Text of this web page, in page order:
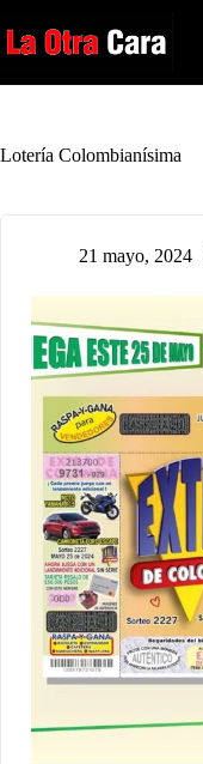
al
contenido
Lotería Colombianísima
21 mayo, 2024